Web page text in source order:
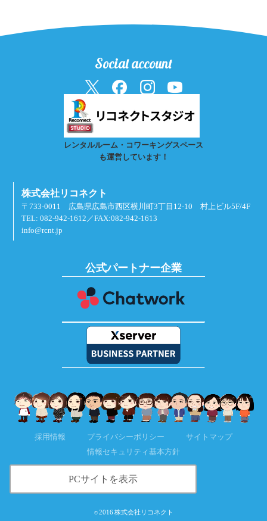
Social account
レンタルルーム・コワーキングスペース
も運営しています！
株式会社リコネクト
〒733-0011 広島県広島市西区横川町3丁目12-10 村上ビル5F/4F
TEL: 082-942-1612／FAX:082-942-1613
info@rcnt.jp
公式パートナー企業
採用情報 プライバシーポリシー
サイトマップ
情報セキュリティ基本方針
PCサイトを表示
© 2016 株式会社リコネクト